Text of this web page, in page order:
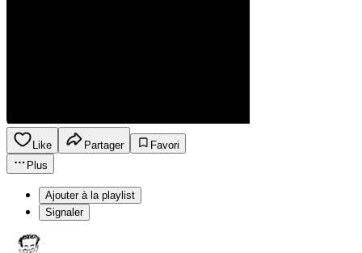
Like Partager
Favori
Plus
Ajouter à la playlist
Signaler